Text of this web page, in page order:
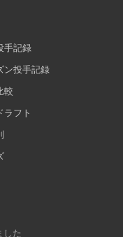
手記録
ン投手記録
較
ラフト
た